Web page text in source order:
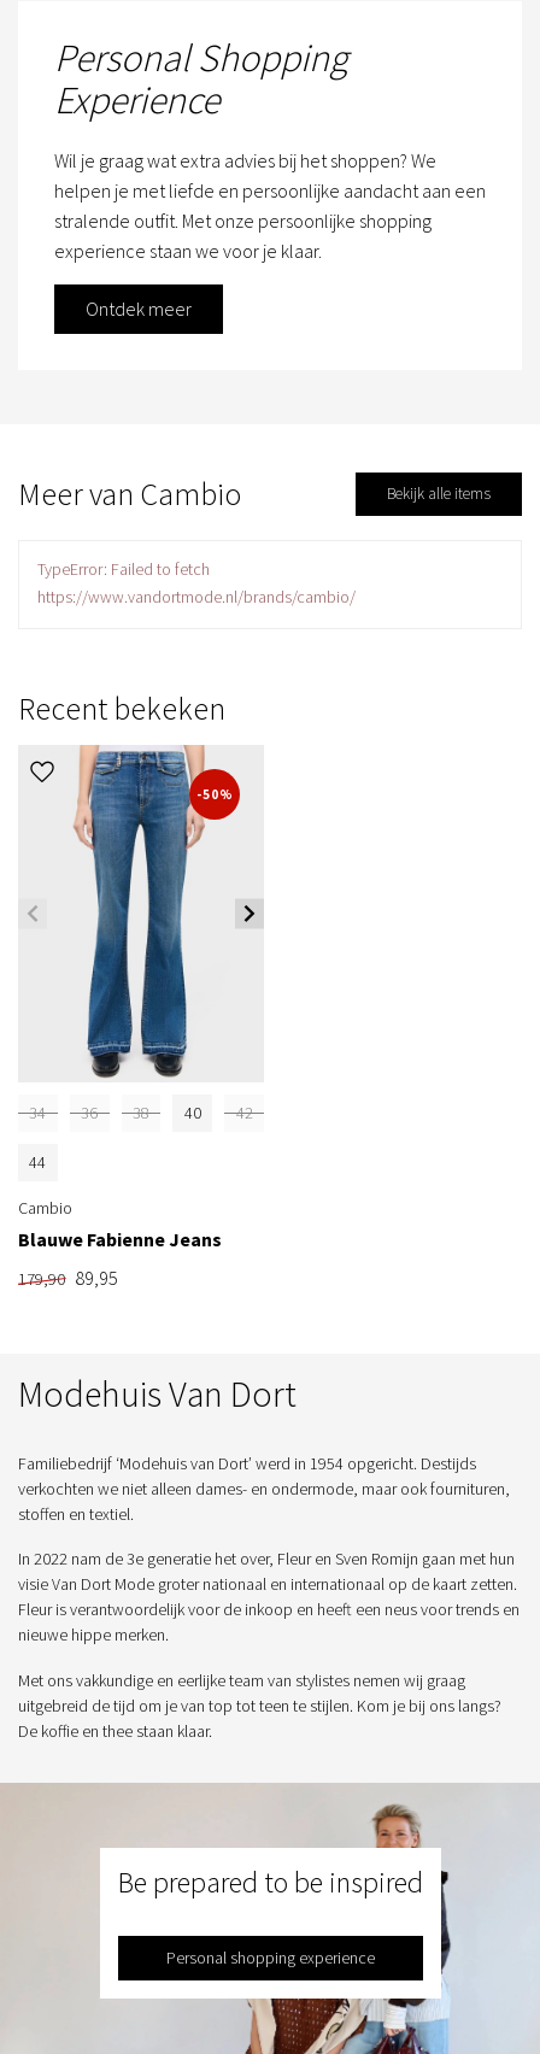
Personal Shopping
Experience
Wil je graag wat extra advies bij het shoppen? We
helpen je met liefde en persoonlijke aandacht aan een
stralende outfit. Met onze persoonlijke shopping
experience staan we voor je klaar.
Ontdek meer
Meer van Cambio Bekijk alle items
TypeError: Failed to fetch
https://www.vandortmode.nl/brands/cambio/
Recent bekeken
-50%
34 36 38 40 42
44
Cambio
Blauwe Fabienne Jeans
179,90 89,95
Modehuis Van Dort
Familiebedrijf ‘Modehuis van Dort’ werd in 1954 opgericht. Destijds
verkochten we niet alleen dames- en ondermode, maar ook fournituren,
stoffen en textiel.
In 2022 nam de 3e generatie het over, Fleur en Sven Romijn gaan met hun
visie Van Dort Mode groter nationaal en internationaal op de kaart zetten.
Fleur is verantwoordelijk voor de inkoop en heeft een neus voor trends en
nieuwe hippe merken.
Met ons vakkundige en eerlijke team van stylistes nemen wij graag
uitgebreid de tijd om je van top tot teen te stijlen. Kom je bij ons langs?
De koffie en thee staan klaar.
Be prepared to be inspired
Personal shopping experience